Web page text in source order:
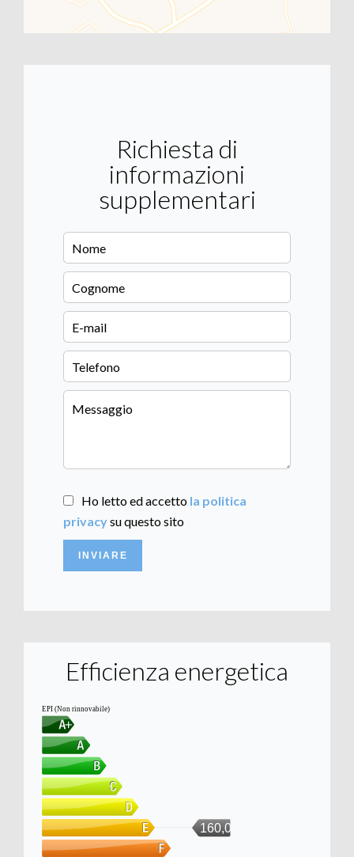
Richiesta di
informazioni
supplementari
Ho letto ed accetto la politica
privacysu questo sito
INVIARE
Efficienza energetica
EPI (Non rinnovabile)
160,09